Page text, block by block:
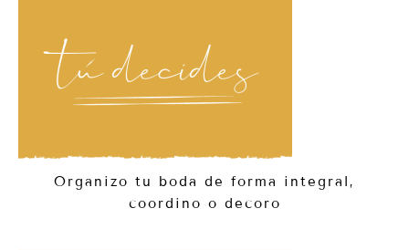
Organizo tu boda de forma integral,
coordino o decoro